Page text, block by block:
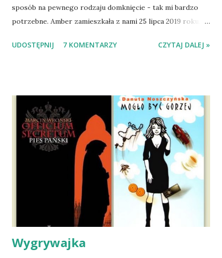
sposób na pewnego rodzaju domknięcie - tak mi bardzo
potrzebne. Amber zamieszkała z nami 25 lipca 2019 roku.
Mazowieckim, pojechaliśmy na wizytę zapoznawczą, a kilka
wspólnego życia przeczytacie TUTAJ i TUTAJ . Gdy już
nieco okrzepliśmy w codzienności z psem, a Amber - z
ludźmi i kotami, pojawił się pomysł na wspólny jesienny
wyjazd w Beskid Niski. Zanim to jednak się stało psica miała
atak padaczki, co spowodowało, że wyjazd odwołaliśmy,
wdrożyliśmy leczenie i od nowa zaczęliśmy oswajać z nami i
wspólnym życiem zdezorientowanego chorobą psa. Udało
się ustabilizować zawirowania zdrowotne i wówczas
zaczęliśmy się cieszyć sobą wzajemnie już na 100%.
Dopier...
UDOSTĘPNIJ 7 KOMENTARZY CZYTAJ DALEJ »
Wygrywajka